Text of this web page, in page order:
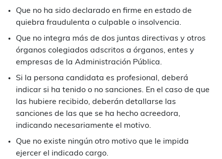
Que no ha sido declarado en firme en estado de
quiebra fraudulenta o culpable o insolvencia.
Que no integra más de dos juntas directivas y otros
órganos colegiados adscritos a órganos, entes y
empresas de la Administración Pública.
Si la persona candidata es profesional, deberá
indicar si ha tenido o no sanciones. En el caso de que
las hubiere recibido, deberán detallarse las
sanciones de las que se ha hecho acreedora,
indicando necesariamente el motivo.
Que no existe ningún otro motivo que le impida
ejercer el indicado cargo.